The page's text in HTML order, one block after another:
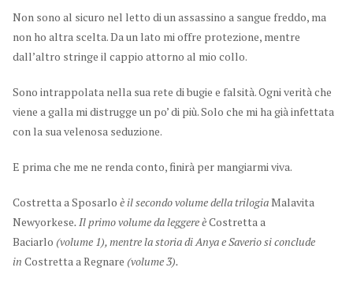
Non sono al sicuro nel letto di un assassino a sangue freddo, ma
non ho altra scelta. Da un lato mi offre protezione, mentre
dall’altro stringe il cappio attorno al mio collo.
Sono intrappolata nella sua rete di bugie e falsità. Ogni verità che
viene a galla mi distrugge un po’ di più. Solo che mi ha già infettata
con la sua velenosa seduzione.
E prima che me ne renda conto, finirà per mangiarmi viva.
Costretta a Sposarlo è il secondo volume della trilogiaMalavita
Newyorkese. Il primo volume da leggere èCostretta a
Baciarlo (volume 1), mentre la storia di Anya e Saverio si conclude
in Costretta a Regnare (volume 3).